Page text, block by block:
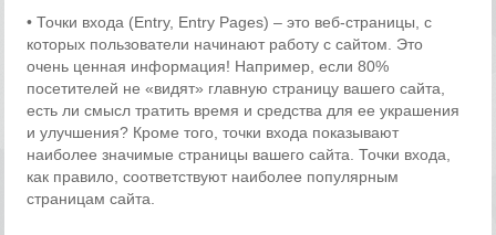
• Точки входа (Entry, Entry Pages) – это веб-страницы, с
которых пользователи начинают работу с сайтом. Это
очень ценная информация! Например, если 80%
посетителей не «видят» главную страницу вашего сайта,
есть ли смысл тратить время и средства для ее украшения
и улучшения? Кроме того, точки входа показывают
наиболее значимые страницы вашего сайта. Точки входа,
как правило, соответствуют наиболее популярным
страницам сайта.